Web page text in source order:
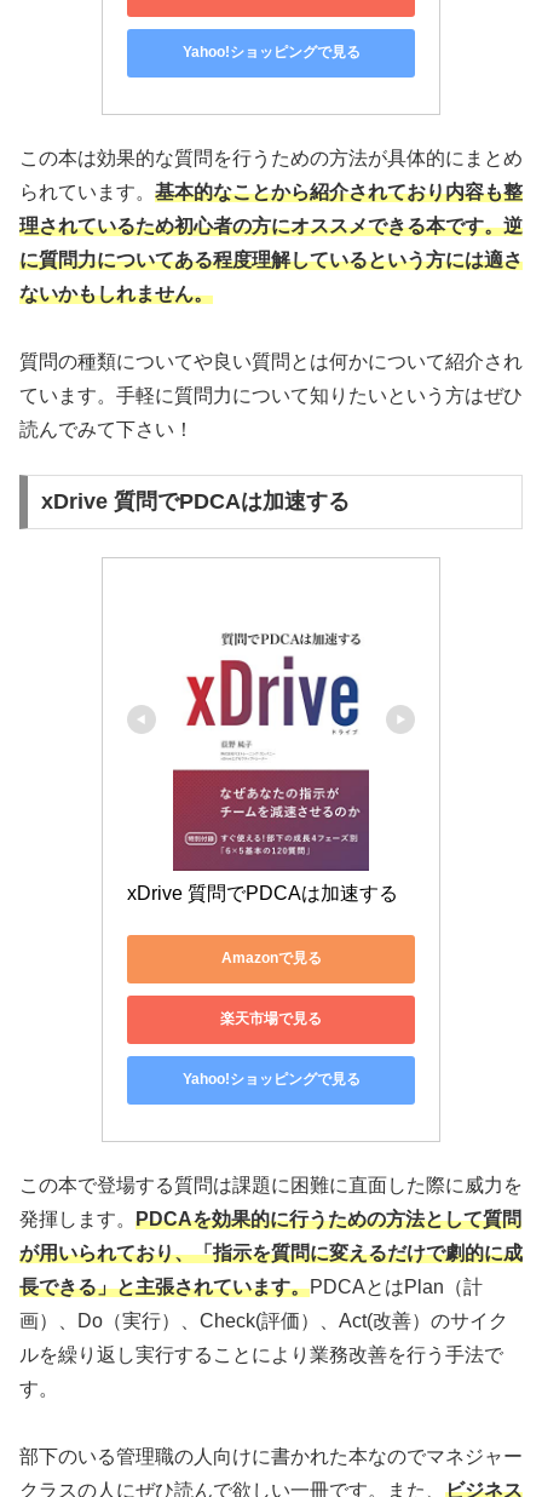
Yahoo!ショッピングで見る
この本は効果的な質問を行うための方法が具体的にまとめ
られています。 基本的なことから紹介されており内容も整
理されているため初心者の方にオススメできる本です。逆
に質問力についてある程度理解しているという方には適さ
ないかもしれません。
質問の種類についてや良い質問とは何かについて紹介され
ています。手軽に質問力について知りたいという方はぜひ
読んでみて下さい！
xDrive 質問でPDCAは加速する
xDrive 質問でPDCAは加速する
Amazonで見る
楽天市場で見る
Yahoo!ショッピングで見る
この本で登場する質問は課題に困難に直面した際に威力を
発揮します。 PDCAを効果的に行うための方法として質問
が用いられており、「指示を質問に変えるだけで劇的に成
長できる」と主張されています。PDCAとはPlan（計
画）、Do（実行）、Check(評価）、Act(改善）のサイク
ルを繰り返し実行することにより業務改善を行う手法で
す。
部下のいる管理職の人向けに書かれた本なのでマネジャー
クラスの人にぜひ読んで欲しい一冊です。また、 ビジネス